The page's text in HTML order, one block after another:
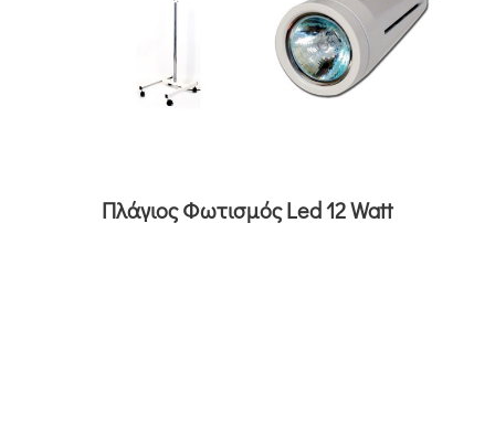
Πλάγιος Φωτισμός Led 12 Watt